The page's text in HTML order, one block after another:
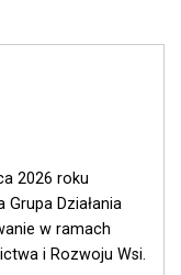
2026 roku
Działania
w ramach
i Rozwoju Wsi.